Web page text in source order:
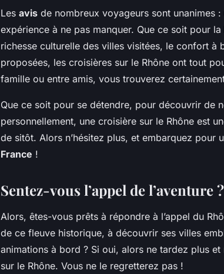
Les avis de nombreux voyageurs sont unanimes
expérience à ne pas manquer. Que ce soit pour
richesse culturelle des villes visitées, le confort à
proposées, les croisières sur le Rhône ont tout
famille ou entre amis, vous trouverez
Que ce soit pour se détendre, pour découvrir de
personnellement, une croisière sur le Rhône est
de sitôt. Alors n’hésitez plus, et embarquez
France !
Sentez-vous l’appel de l’aventure ?
Alors, êtes-vous prêts à répondre à l’appel du
de ce fleuve historique, à découvrir ses villes
animations à bord ? Si oui, alors ne tardez plus
sur le Rhône. Vous ne le regretterez pas !